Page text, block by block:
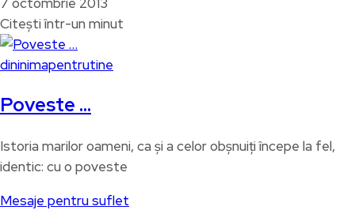
Citești într-un minut
dininimapentrutine
Poveste …
Istoria marilor oameni, ca și a celor obșnuiți începe la fel,
identic: cu o poveste
Mesaje pentru suflet